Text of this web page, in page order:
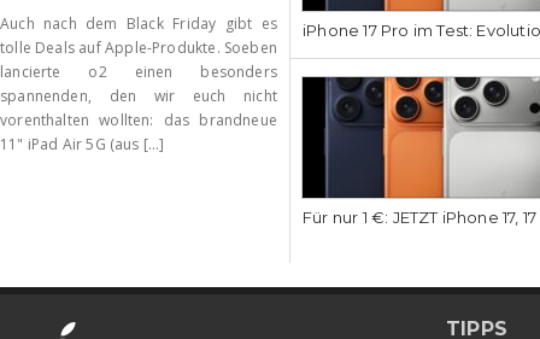
Auch nach dem Black Friday gibt es
tolle Deals auf Apple-Produkte. Soeben
lancierte o2 einen besonders
spannenden, den wir euch nicht
vorenthalten wollten: das brandneue
11" iPad Air 5G (aus [...]
iPhone 17 Pro im Test:
Für nur 1 €: JETZT iPhone 17,
TIPPS